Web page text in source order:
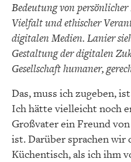
Bedeutung von
Vielfalt und ethischer
digitalen Medien. Lanier
Gestaltung der digitalen
Gesellschaft humaner,
Das, muss ich zugeben,
Ich hätte vielleicht noch
Großvater ein Freund
ist. Darüber sprachen wir
Küchentisch, als ich ihm